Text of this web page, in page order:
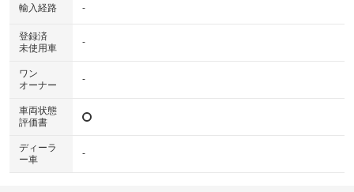
輸入経路 -
登録済
未使用車
-
ワン
オーナー
-
車両状態
評価書
ディーラ
ー車
-